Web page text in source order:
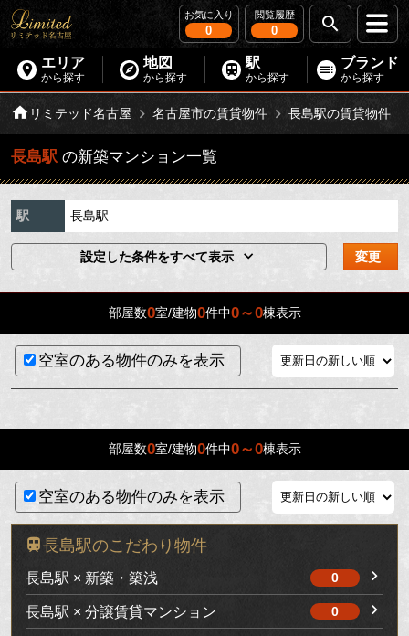
お気に入り
0
閲覧履歴
0
エリア
から探す
地図
から探す
駅
から探す
ブランド
から探す
リミテッド名古屋 名古屋市の賃貸物件 長島駅の賃貸物件
長島駅 の新築マンション一覧
駅 長島駅
設定した条件をすべて表示 変更
部屋数0室/建物0件中0～0棟表示
空室のある物件のみを表示
部屋数0室/建物0件中0～0棟表示
空室のある物件のみを表示
長島駅のこだわり物件
長島駅 × 新築・築浅 0
長島駅 × 分譲賃貸マンション 0